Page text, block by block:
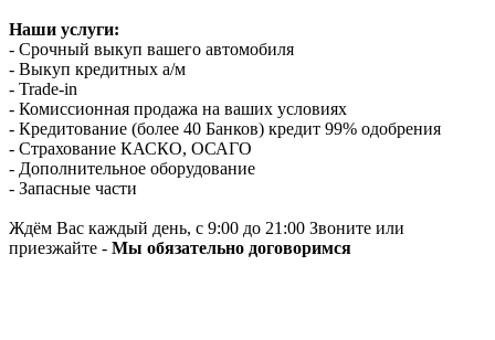
Наши услуги:
- Срочный выкуп вашего автомобиля
- Выкуп кредитных а/м
- Trade-in
- Комиссионная продажа на ваших условиях
- Кредитование (более 40 Банков) кредит 99% одобрения
- Страхование КАСКО, ОСАГО
- Дополнительное оборудование
- Запасные части
Ждём Вас каждый день, с 9:00 до 21:00 Звоните или
приезжайте - Мы обязательно договоримся